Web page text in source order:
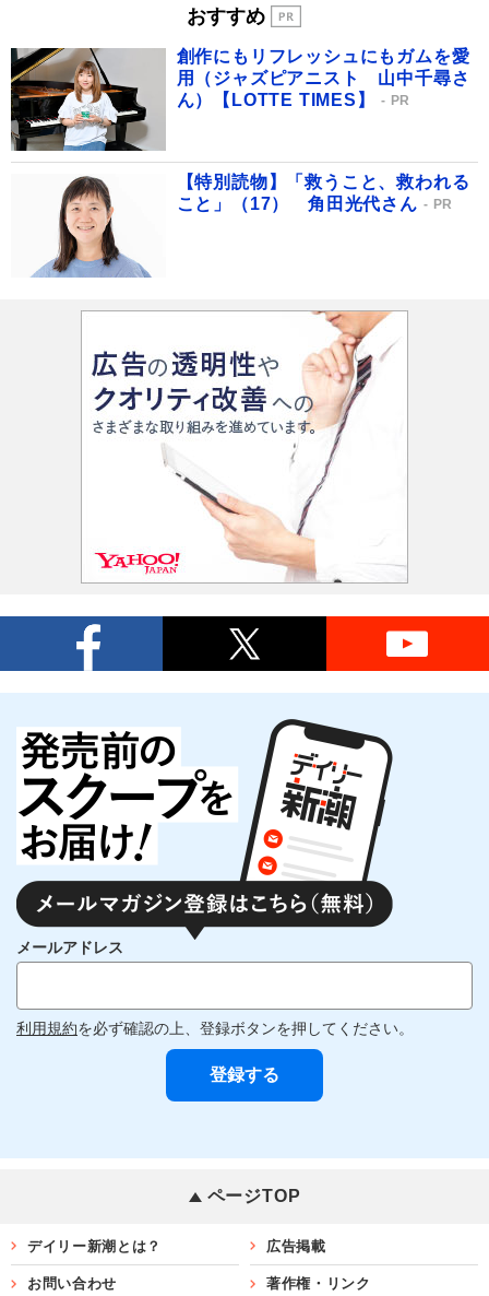
おすすめ
創作にもリフレッシュにもガムを愛
用（ジャズピアニスト 山中千尋さ
ん）【LOTTE TIMES】
PR
【特別読物】「救うこと、救われる
こと」（17） 角田光代さん
PR
メールアドレス
利用規約を必ず確認の上、登録ボタンを押してください。
ページTOP
デイリー新潮とは？ 広告掲載
お問い合わせ 著作権・リンク